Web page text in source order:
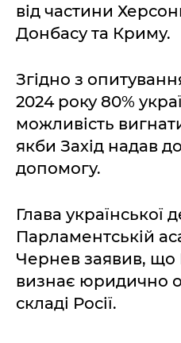
від частини
Донбасу та Криму.
Згідно з
2024 року 80%
можливість
якби Захід надав
допомогу.
Глава української
Парламентській
Чернев заявив, що
визнає юридично
складі Росії.